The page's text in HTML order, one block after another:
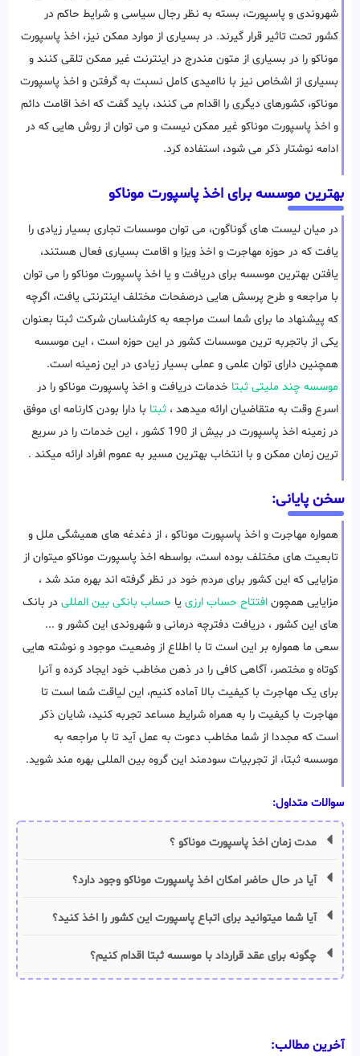
شهروندی و پاسپورت، بسته به نظر رجال سیاسی و شرایط حاکم در
کشور تحت تاثیر قرار گیرند. در بسیاری از موارد ممکن نیز، اخذ پاسپورت
موناکو را در بسیاری از متون مندرج در اینترنت غیر ممکن تلقی کنند و
بسیاری از اشخاص نیز با ناامیدی کامل نسبت به گرفتن و اخذ پاسپورت
موناکو، کشورهای دیگری را اقدام می کنند، باید گفت که اخذ اقامت دائم
و اخذ پاسپورت موناکو غیر ممکن نیست و می توان از روش هایی که در
ادامه نوشتار ذکر می شود، استفاده کرد.
بهترین موسسه برای اخذ پاسپورت موناکو
در میان لیست های گوناگون، می توان موسسات تجاری بسیار زیادی را
یافت که در حوزه مهاجرت و اخذ ویزا و اقامت بسیاری فعال هستند،
یافتن بهترین موسسه برای دریافت و یا اخذ پاسپورت موناکو را می توان
با مراجعه و طرح پرسش هایی درصفحات مختلف اینترنتی یافت، اگرچه
که پیشنهاد ما برای شما است مراجعه به کارشناسان شرکت ثبتا بعنوان
یکی از باتجربه ترین موسسات کشور در این حوزه است ، این موسسه
همچنین دارای توان علمی و عملی بسیار زیادی در این زمینه است.
موسسه چند ملیتی ثبتا خدمات دریافت و اخذ پاسپورت موناکو را در
اسرع وقت به متقاضیان ارائه میدهد ، ثبتا با دارا بودن کارنامه ای موفق
در زمینه اخذ پاسپورت در بیش از 190 کشور ، این خدمات را در سریع
ترین زمان ممکن و با انتخاب بهترین مسیر به عموم افراد ارائه میکند .
سخن پایانی:
همواره مهاجرت و اخذ پاسپورت موناکو ، از دغدغه های همیشگی ملل و
تابعیت های مختلف بوده است، بواسطه اخذ پاسپورت موناکو میتوان از
مزایایی که این کشور برای مردم خود در نظر گرفته اند بهره مند شد ،
مزایایی همچون افتتاح حساب ارزی یا حساب بانکی بین المللی در بانک
های این کشور ، دریافت دفترچه درمانی و شهروندی این کشور و ...
سعی ما همواره بر این است تا با اطلاع از وضعیت موجود و نوشته هایی
کوتاه و مختصر، آگاهی کافی را در ذهن مخاطب خود ایجاد کرده و آنرا
برای یک مهاجرت با کیفیت بالا آماده کنیم، این لیاقت شما است تا
مهاجرت با کیفیت را به همراه شرایط مساعد تجربه کنید، شایان ذکر
است که مجددا از شما مخاطب دعوت به عمل آید تا با مراجعه به
موسسه ثبتا، از تجربیات سودمند این گروه بین المللی بهره مند شوید.
سوالات متداول:
مدت زمان اخذ پاسپورت موناکو ؟
آیا در حال حاضر امکان اخذ پاسپورت موناکو وجود دارد؟
آیا شما میتوانید برای اتباع پاسپورت این کشور را اخذ کنید؟
چگونه برای عقد قرارداد با موسسه ثبتا اقدام کنیم؟
آخرین مطالب: